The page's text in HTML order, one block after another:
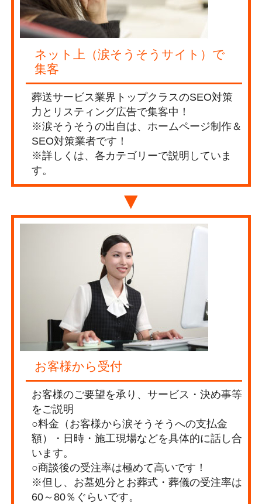
ネット上（涙そうそうサイト）で
集客
葬送サービス業界トップクラスのSEO対策
力とリスティング広告で集客中！
※涙そうそうの出自は、ホームページ制作＆
SEO対策業者です！
※詳しくは、各カテゴリーで説明していま
す。
▼
お客様から受付
お客様のご要望を承り、サービス・決め事等
をご説明
○料金（お客様から涙そうそうへの支払金
額）・日時・施工現場などを具体的に話し合
います。
○商談後の受注率は極めて高いです！
※但し、お墓処分とお葬式・葬儀の受注率は
60～80％ぐらいです。